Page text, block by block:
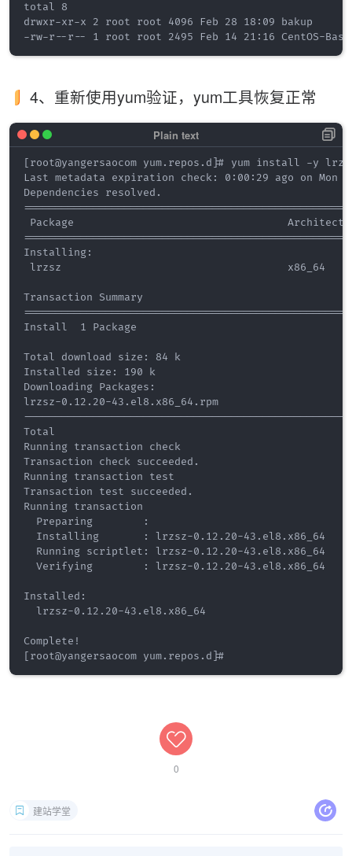
total 8
drwxr-xr-x 2 root root 4096 Feb 28 18:09 bakup
4、重新使用yum验证，yum工具恢复正常
[root@yangersaocom yum.repos.d]# yum install -y
Last metadata expiration check: 0:00:29 ago on Mon
Dependencies resolved.
Package
Installing:
lrzsz                                    x86_64
Transaction Summary
Install  1 Package
Total download size: 84 k
Installed size: 190 k
Downloading Packages:
lrzsz-0.12.20-43.el8.x86_64.rpm
Total
Running transaction check
Transaction check succeeded.
Running transaction test
Transaction test succeeded.
Running transaction
Preparing        :
Installing       : lrzsz-0.12.20-43.el8.x86_64
Running scriptlet: lrzsz-0.12.20-43.el8.x86_64
Verifying        : lrzsz-0.12.20-43.el8.x86_64
Installed:
lrzsz-
Complete!
0
建站学堂